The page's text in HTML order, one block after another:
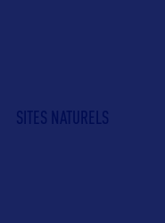
SITES NATURELS